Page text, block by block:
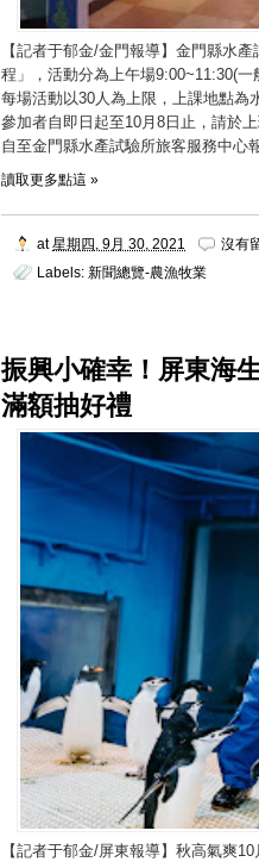
【記者于郁金/金門報導】金門縣水
程」，活動分為上午場9:00~11:30(一
每場活動以30人為上限，上課地點為
參加者自即日起至10月8日止，請於
自至金門縣水產試驗所旅客服務中心
讀取更多點這 »
at星期四, 9月 30, 2021
沒有
Labels: 新聞總覽-農漁牧業
振興小確幸！屏東海
滿額抽好禮
【記者于郁金/屏東報導】秋高氣爽